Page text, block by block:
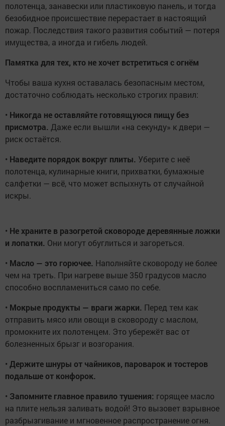
полотенца, занавески или пластиковую панель, и тогда
безобидное происшествие перерастает в настоящий
пожар. Последствия такого развития событий — потеря
имущества, а иногда и гибель людей.
Памятка для тех, кто не хочет встретиться с огнём
Чтобы ваша кухня оставалась безопасным местом,
достаточно соблюдать несколько строгих правил:
• Никогда не оставляйте готовящуюся пищу без
присмотра. Даже если вышли «на секунду» к двери —
риск остаётся.
• Наведите порядок вокруг плиты. Уберите с неё
полотенца, кулинарные книги, прихватки, бумажные
салфетки — всё, что может вспыхнуть от случайной
искры.
• Не храните в разогретой сковороде деревянные ложки
и лопатки. Они могут обуглиться и загореться.
• Масло — это горючее. Наполняйте сковороду не более
чем на треть. При нагреве выше 350 градусов масло
способно воспламениться само по себе.
• Мокрые продукты — враги жарки. Перед тем как
отправить мясо или овощи в сковороду с маслом,
промокните их полотенцем. Это убережёт вас от
болезненных брызг и возгорания.
• Держите шнуры от чайников, пароварок и тостеров
подальше от конфорок.
• Запомните главное правило тушения: горящее масло
на плите нельзя заливать водой! Это вызовет взрывное
разбрызгивание и мгновенное распространение огня.